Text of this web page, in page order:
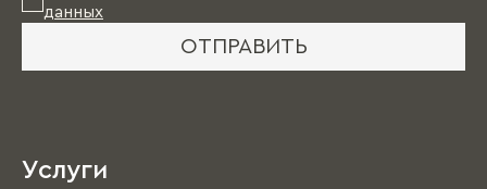
данных
ОТПРАВИТЬ
Услуги